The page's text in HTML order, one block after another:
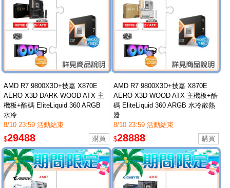
AMD R7 9800X3D+技嘉 X870E
AERO X3D DARK WOOD ATX 主
機板+酷碼 EliteLiquid 360 ARGB
水冷
8/10 23:59 活動結束
$29488
AMD R7 9800X3D+技嘉 X870E
AERO X3D WOOD ATX 主機板+酷
碼 EliteLiquid 360 ARGB 水冷散熱
器
8/10 23:59 活動結束
$28888